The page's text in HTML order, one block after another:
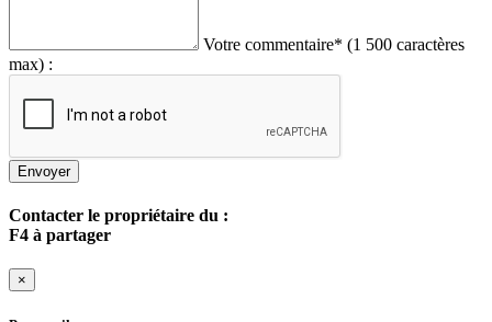
Votre commentaire* (1 500 caractères
max) :
Envoyer
Contacter le propriétaire du :
F4 à partager
×